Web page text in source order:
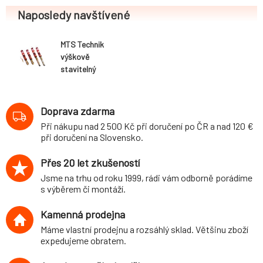
Naposledy navštívené
MTS Technik
výškově
stavitelný
VW Golf III (typ
1HXO, 91-99)
kromě Variant /
Syncro
Doprava zdarma
Při nákupu nad 2 500 Kč při doručení po ČR a nad 120 €
při doručení na Slovensko.
Přes 20 let zkušeností
Jsme na trhu od roku 1999, rádi vám odborně porádíme
s výběrem či montáží.
Kamenná prodejna
Máme vlastní prodejnu a rozsáhlý sklad. Většinu zboží
expedujeme obratem.